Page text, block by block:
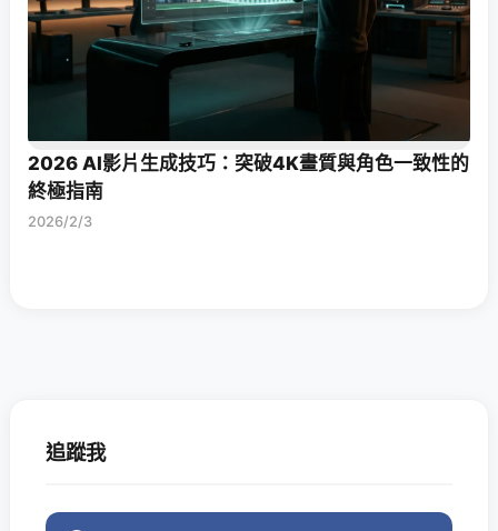
2026 AI影片生成技巧：突破4K畫質與角色一致性的
終極指南
2026/2/3
追蹤我